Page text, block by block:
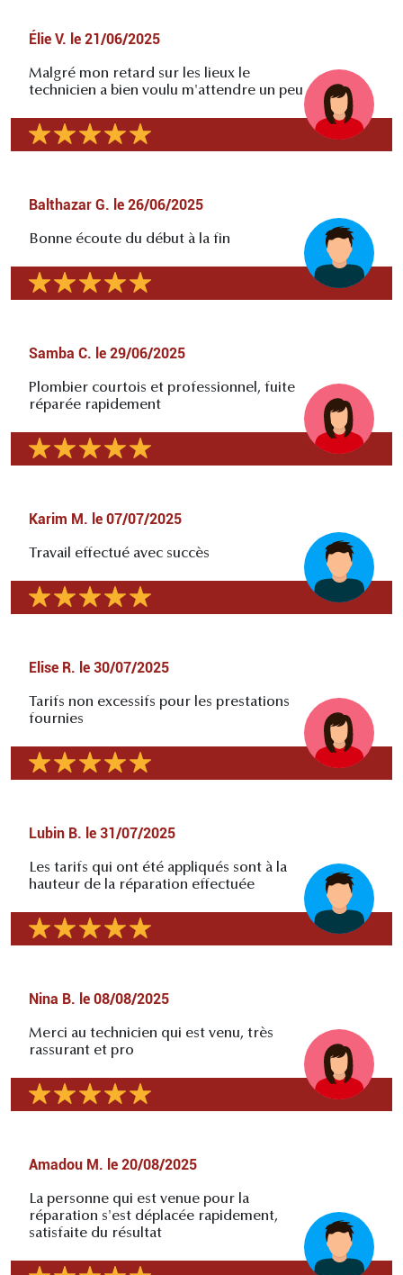
Élie V. le 21/06/2025
Malgré mon retard sur les lieux le
technicien a bien voulu m'attendre un peu
Balthazar G. le 26/06/2025
Bonne écoute du début à la fin
Samba C. le 29/06/2025
Plombier courtois et professionnel, fuite
réparée rapidement
Karim M. le 07/07/2025
Travail effectué avec succès
Elise R. le 30/07/2025
Tarifs non excessifs pour les prestations
fournies
Lubin B. le 31/07/2025
Les tarifs qui ont été appliqués sont à la
hauteur de la réparation effectuée
Nina B. le 08/08/2025
Merci au technicien qui est venu, très
rassurant et pro
Amadou M. le 20/08/2025
La personne qui est venue pour la
réparation s'est déplacée rapidement,
satisfaite du résultat